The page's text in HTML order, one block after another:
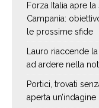
Forza Italia apre
Campania:
le prossime sfide
Lauro riaccende
ad ardere nella
Portici, trovati
aperta un’indagine